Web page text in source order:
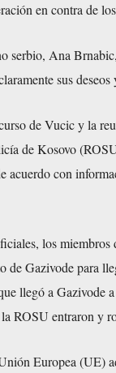
en contra de
serbio, Ana
sus
de Vucic y la
de Kosovo
acuerdo con
los
de Gazivode para
llegó a Gazivode
ROSU entraron y
Europea (UE)